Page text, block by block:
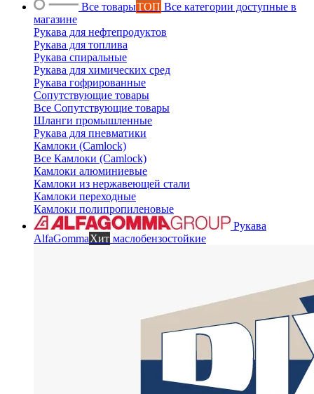
Все товарыТОП Все категории доступные в
магазине
Рукава для нефтепродуктов
Рукава для топлива
Рукава спиральные
Рукава для химических сред
Рукава гофрированные
Сопутствующие товары
Все Сопутствующие товары
Шланги промышленные
Рукава для пневматики
Камлоки (Camlock)
Все Камлоки (Camlock)
Камлоки алюминиевые
Камлоки из нержавеющей стали
Камлоки переходные
Камлоки полипропиленовые
Рукава
AlfaGommaХит маслобензостойкие